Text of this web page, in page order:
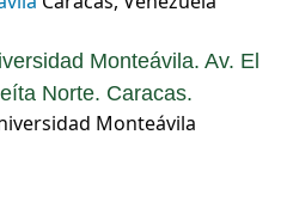
Monteávila. Av. El
Norte. Caracas.
Monteávila